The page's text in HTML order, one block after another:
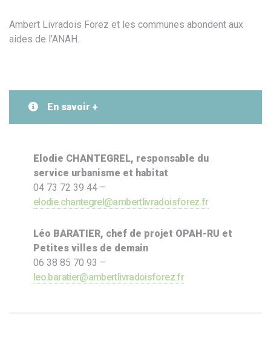
Ambert Livradois Forez et les communes abondent aux
aides de l’ANAH.
En savoir +
Elodie CHANTEGREL, responsable du
service urbanisme et habitat
04 73 72 39 44 –
elodie.chantegrel@ambertlivradoisforez.fr
Léo BARATIER, chef de projet OPAH-RU et
Petites villes de demain
06 38 85 70 93 –
leo.baratier@ambertlivradoisforez.fr